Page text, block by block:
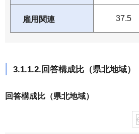
雇用関連 37.5
3.1.1.2.回答構成比（県北地域）
回答構成比（県北地域）